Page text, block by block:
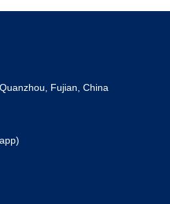
Fujian, China